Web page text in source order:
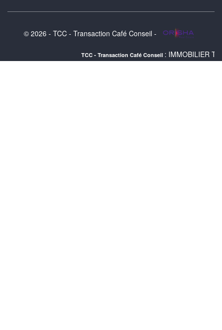
© 2026 - TCC - Transaction Café Conseil -
TCC - Transaction Café Conseil: IMMOBILIER